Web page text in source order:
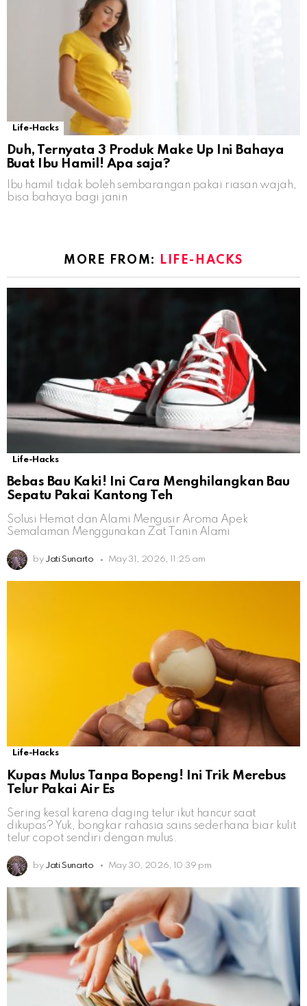
Life-Hacks
Duh, Ternyata 3 Produk Make Up Ini Bahaya
Buat Ibu Hamil! Apa saja?
Ibu hamil tidak boleh sembarangan pakai riasan wajah,
bisa bahaya bagi janin
MORE FROM: LIFE-HACKS
Life-Hacks
Bebas Bau Kaki! Ini Cara Menghilangkan Bau
Sepatu Pakai Kantong Teh
Solusi Hemat dan Alami Mengusir Aroma Apek
Semalaman Menggunakan Zat Tanin Alami
by Jati Sunarto May 31, 2026, 11:25 am
Life-Hacks
Kupas Mulus Tanpa Bopeng! Ini Trik Merebus
Telur Pakai Air Es
Sering kesal karena daging telur ikut hancur saat
dikupas? Yuk, bongkar rahasia sains sederhana biar kulit
telur copot sendiri dengan mulus.
by Jati Sunarto May 30, 2026, 10:39 pm